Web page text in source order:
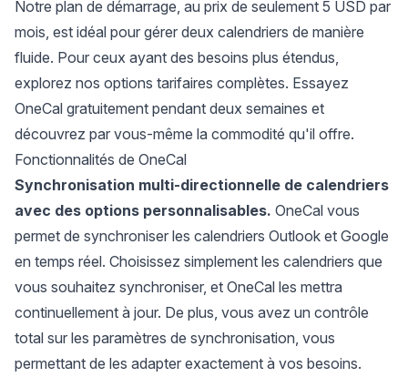
Notre plan de démarrage, au prix de seulement 5 USD par
mois, est idéal pour gérer deux calendriers de manière
fluide. Pour ceux ayant des besoins plus étendus,
explorez nos options tarifaires complètes. Essayez
OneCal gratuitement pendant deux semaines et
découvrez par vous-même la commodité qu'il offre.
Fonctionnalités de OneCal
Synchronisation multi-directionnelle de calendriers
avec des options personnalisables. OneCal vous
permet de synchroniser les calendriers Outlook et Google
en temps réel. Choisissez simplement les calendriers que
vous souhaitez synchroniser, et OneCal les mettra
continuellement à jour. De plus, vous avez un contrôle
total sur les paramètres de synchronisation, vous
permettant de les adapter exactement à vos besoins.